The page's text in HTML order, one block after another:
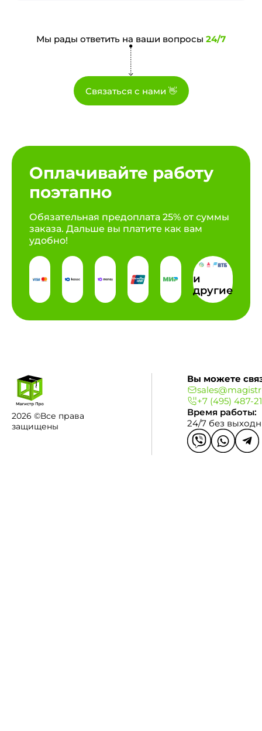
Мы рады ответить на ваши вопросы 24/7
Связаться с нами 👋
Оплачивайте работу
поэтапно
Обязательная предоплата 25% от суммы
заказа. Дальше вы платите как вам
удобно!
и
другие
2026 ©Все права
защищены
Вы можете
+7 (495) 487-
Время работы:
24/7 без